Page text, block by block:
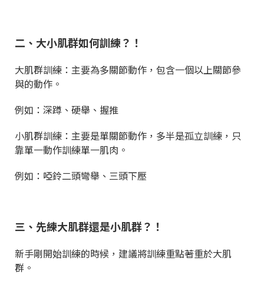
二、大小肌群如何訓練？！
大肌群訓練：主要為多關節動作，包含一個以上關節參
與的動作。
例如：深蹲、硬舉、握推
小肌群訓練：主要是單關節動作，多半是孤立訓練，只
靠單一動作訓練單一肌肉。
例如：啞鈴二頭彎舉、三頭下壓
三、先練大肌群還是小肌群？！
新手剛開始訓練的時候，建議將訓練重點著重於大肌
群。